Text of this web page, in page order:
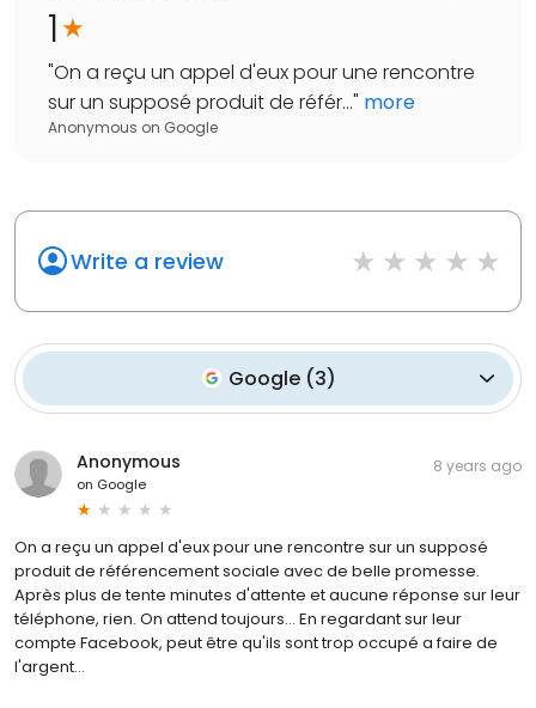
1
"On a reçu un appel d'eux pour une rencontre
sur un supposé produit de référ..." more
Anonymous on Google
Write a review
Google (3)
Anonymous
on Google
8 years ago
On a reçu un appel d'eux pour une rencontre sur un supposé
produit de référencement sociale avec de belle promesse.
Après plus de tente minutes d'attente et aucune réponse sur leur
téléphone, rien. On attend toujours... En regardant sur leur
compte Facebook, peut être qu'ils sont trop occupé a faire de
l'argent...